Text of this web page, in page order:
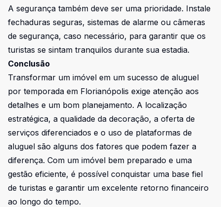
A segurança também deve ser uma prioridade. Instale
fechaduras seguras, sistemas de alarme ou câmeras
de segurança, caso necessário, para garantir que os
turistas se sintam tranquilos durante sua estadia.
Conclusão
Transformar um imóvel em um sucesso de aluguel
por temporada em Florianópolis exige atenção aos
detalhes e um bom planejamento. A localização
estratégica, a qualidade da decoração, a oferta de
serviços diferenciados e o uso de plataformas de
aluguel são alguns dos fatores que podem fazer a
diferença. Com um imóvel bem preparado e uma
gestão eficiente, é possível conquistar uma base fiel
de turistas e garantir um excelente retorno financeiro
ao longo do tempo.